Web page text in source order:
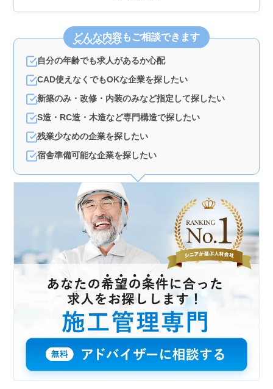
どんな内容もご相談できます
自分の年齢でも求人があるか心配
CAD使えなくでもOKな企業を探したい
新築のみ・改修・内装のみなど指定して探したい
S造・RC造・木造など専門構造で探したい
残業少なめの企業を探したい
宿舎準備可能な企業を探したい